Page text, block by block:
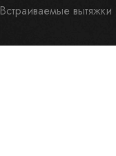
Встраиваемые вытяжки